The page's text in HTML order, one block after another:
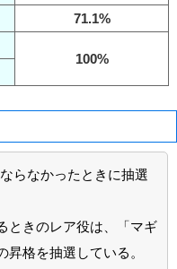
71.1%
100%
らなかったときに抽選
ときのレア役は、「マギ
格を抽選している。